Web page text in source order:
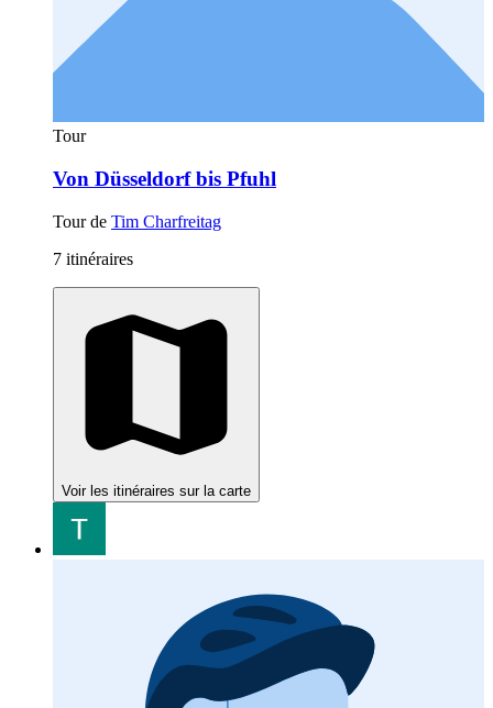
Tour
Von Düsseldorf bis Pfuhl
Tour de Tim Charfreitag
7 itinéraires
Voir les itinéraires sur la carte